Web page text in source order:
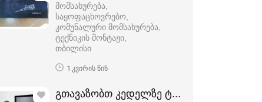
მომსახურება,
საყოფაცხოვრებო,
კომუნალური მომსახურება,
ტექნიკის მონტაჟი
თბილისი
1 კვირის წინ
გთავაზობთ კედელზე ტელევიზორის